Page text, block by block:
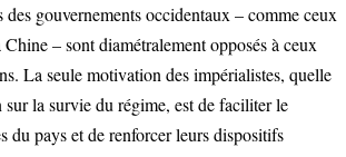
gouvernements occidentaux – comme ceux
– sont diamétralement opposés à ceux
La seule motivation des impérialistes, quelle
la survie du régime, est de faciliter le
du pays et de renforcer leurs dispositifs